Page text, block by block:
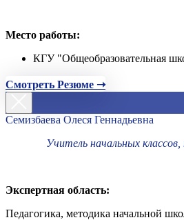
Место работы:
КГУ "Общеобразовательная
Смотреть Резюме ➝
Семизбаева Олеся Геннадьевна
Учитель начальных классов,
Экспертная область:
Педагогика, методика начальной